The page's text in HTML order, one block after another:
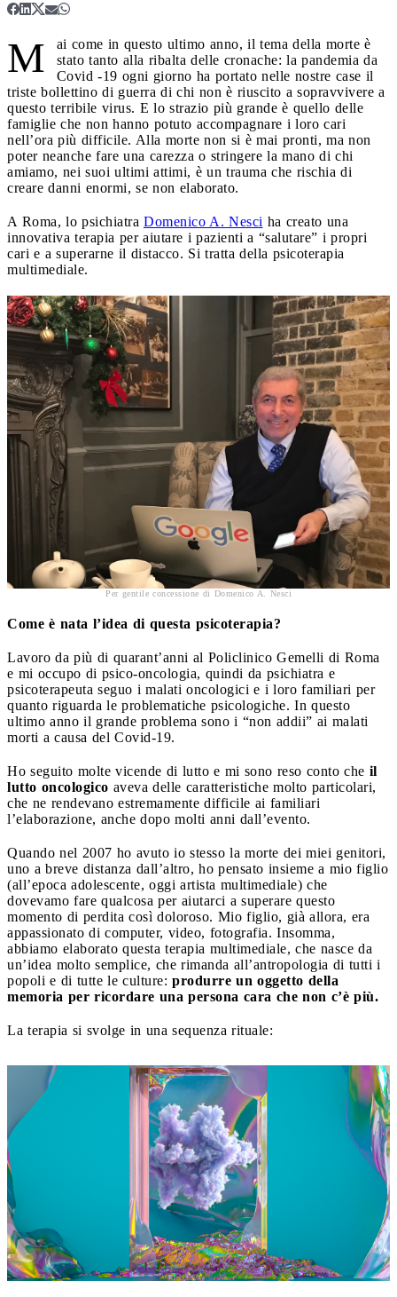
M
ai come in questo ultimo anno, il tema della morte è
stato tanto alla ribalta delle cronache: la pandemia da
Covid -19 ogni giorno ha portato nelle nostre case il
triste bollettino di guerra di chi non è riuscito a sopravvivere a
questo terribile virus. E lo strazio più grande è quello delle
famiglie che non hanno potuto accompagnare i loro cari
nell’ora più difficile. Alla morte non si è mai pronti, ma non
poter neanche fare una carezza o stringere la mano di chi
amiamo, nei suoi ultimi attimi, è un trauma che rischia di
creare danni enormi, se non elaborato.
A Roma, lo psichiatra Domenico A. Nesci ha creato una
innovativa terapia per aiutare i pazienti a “salutare” i propri
cari e a superarne il distacco. Si tratta della psicoterapia
multimediale.
Per gentile concessione di Domenico A. Nesci
Come è nata l’idea di questa psicoterapia?
Lavoro da più di quarant’anni al Policlinico Gemelli di Roma
e mi occupo di psico-oncologia, quindi da psichiatra e
psicoterapeuta seguo i malati oncologici e i loro familiari per
quanto riguarda le problematiche psicologiche. In questo
ultimo anno il grande problema sono i “non addii” ai malati
morti a causa del Covid-19.
Ho seguito molte vicende di lutto e mi sono reso conto che il
lutto oncologico aveva delle caratteristiche molto particolari,
che ne rendevano estremamente difficile ai familiari
l’elaborazione, anche dopo molti anni dall’evento.
Quando nel 2007 ho avuto io stesso la morte dei miei genitori,
uno a breve distanza dall’altro, ho pensato insieme a mio figlio
(all’epoca adolescente, oggi artista multimediale) che
dovevamo fare qualcosa per aiutarci a superare questo
momento di perdita così doloroso. Mio figlio, già allora, era
appassionato di computer, video, fotografia. Insomma,
abbiamo elaborato questa terapia multimediale, che nasce da
un’idea molto semplice, che rimanda all’antropologia di tutti i
popoli e di tutte le culture: produrre un oggetto della
memoria per ricordare una persona cara che non c’è più.
La terapia si svolge in una sequenza rituale: